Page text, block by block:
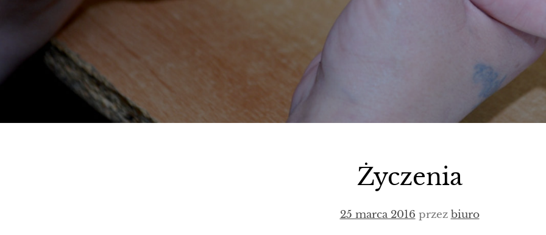
Życzenia
25 marca 2016 przez biuro